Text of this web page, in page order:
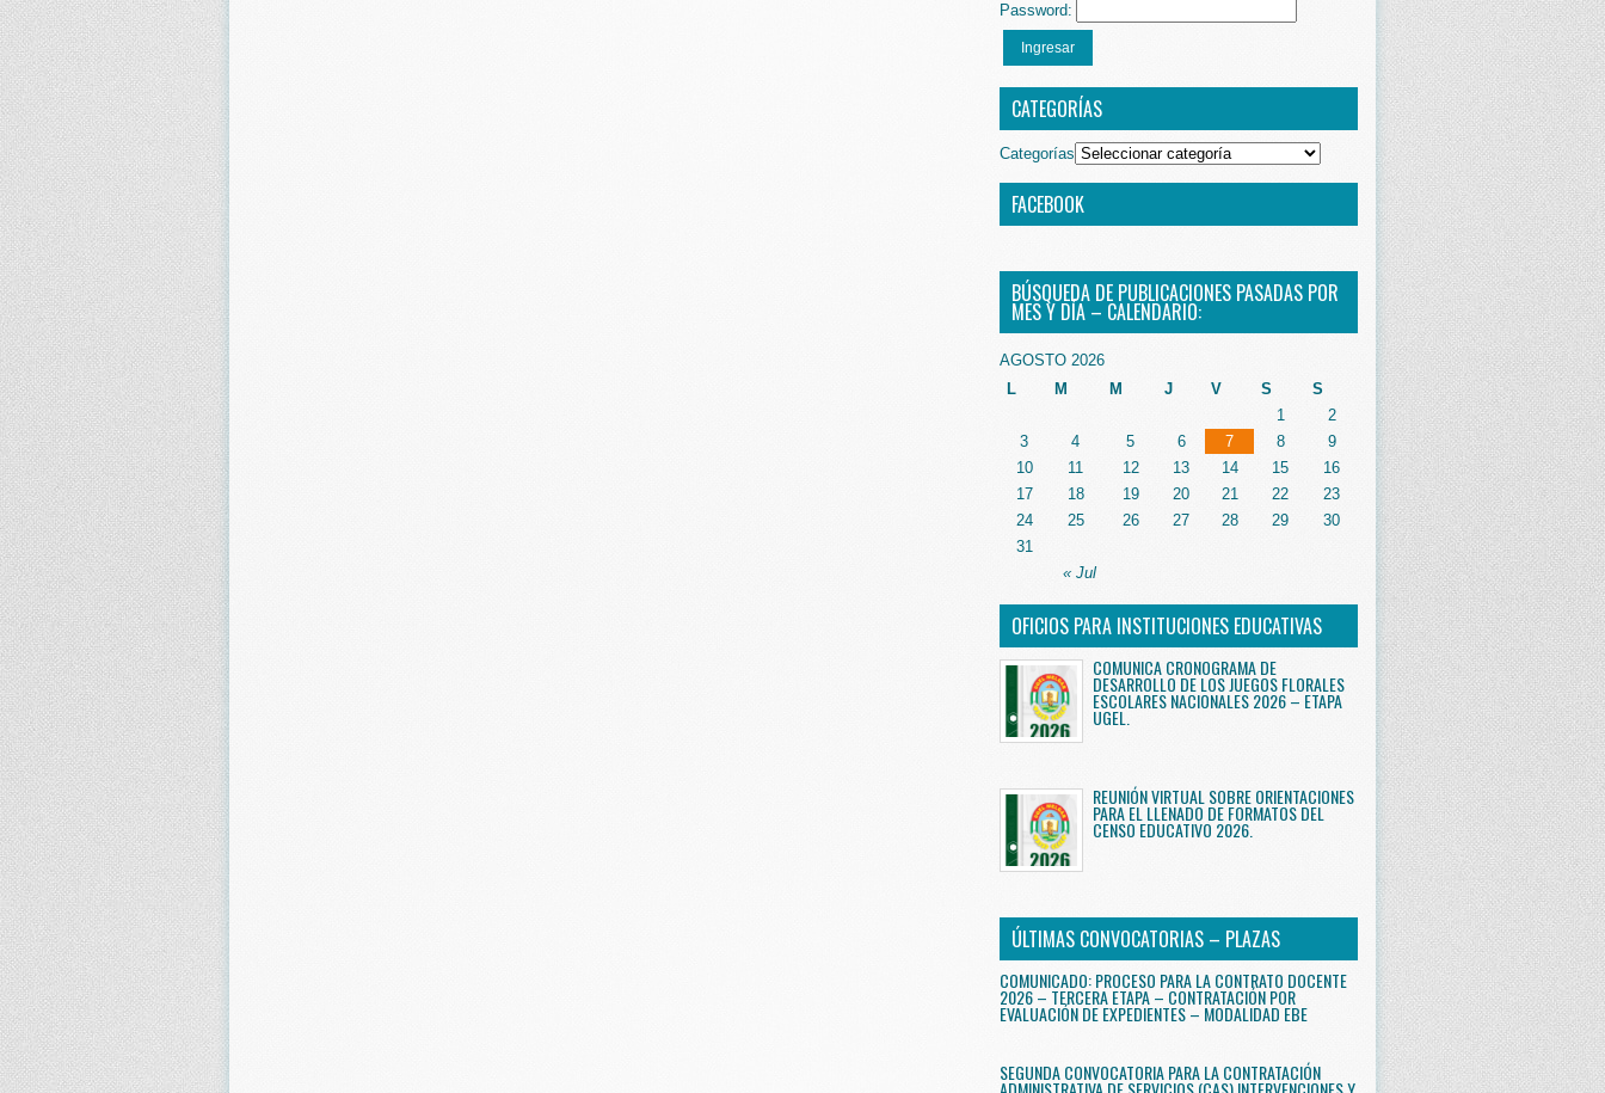
Password:
Ingresar
CATEGORÍAS
Categorías
FACEBOOK
BÚSQUEDA DE PUBLICACIONES PASADAS POR
MES Y DÍA – CALENDARIO:
AGOSTO 2026
L
M M J V S S
« Jul
1
2
3
4 5 6 7 8
9
10
11 12 13 14 15
16
17
18 19 20 21 22
23
24
25 26 27 28 29
30
31
OFICIOS PARA INSTITUCIONES EDUCATIVAS
COMUNICA CRONOGRAMA DE
DESARROLLO DE LOS JUEGOS FLORALES
ESCOLARES NACIONALES 2026 – ETAPA
UGEL.
REUNIÓN VIRTUAL SOBRE ORIENTACIONES
PARA EL LLENADO DE FORMATOS DEL
CENSO EDUCATIVO 2026.
ÚLTIMAS CONVOCATORIAS – PLAZAS
COMUNICADO: PROCESO PARA LA CONTRATO DOCENTE
2026 – TERCERA ETAPA – CONTRATACIÓN POR
EVALUACIÓN DE EXPEDIENTES – MODALIDAD EBE
SEGUNDA CONVOCATORIA PARA LA CONTRATACIÓN